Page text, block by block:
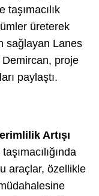
taşımacılık
üreterek
sağlayan Lanes
proje
paylaştı.
Artışı
araçlar, özellikle